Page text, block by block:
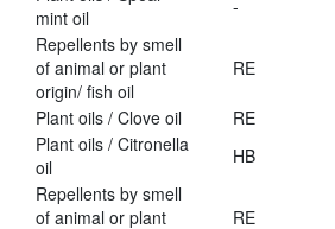
mint oil
-
Repellents by smell
of animal or plant
origin/ fish oil
RE
Plant oils / Clove oil RE
Plant oils / Citronella
oil
HB
Repellents by smell
of animal or plant
RE